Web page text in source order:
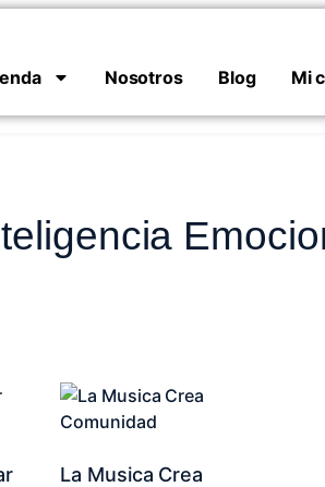
Nosotros Blog Mi
La Musica Crea